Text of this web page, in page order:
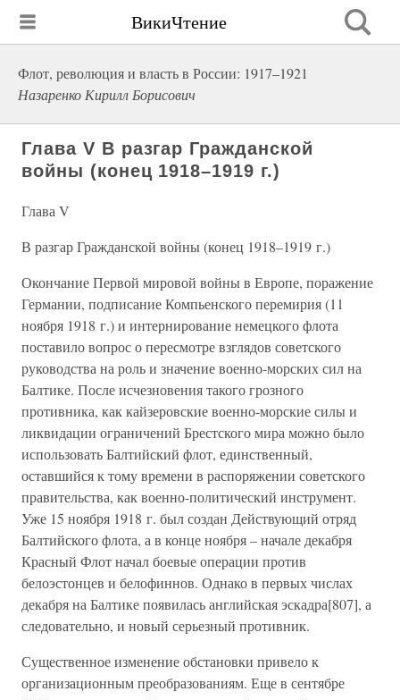
ВикиЧтение
Флот, революция и власть в России: 1917–1921
Назаренко Кирилл Борисович
Глава V В разгар Гражданской
войны (конец 1918–1919 г.)
Глава V
В разгар Гражданской войны (конец 1918–1919 г.)
Окончание Первой мировой войны в Европе, поражение
Германии, подписание Компьенского перемирия (11
ноября 1918 г.) и интернирование немецкого флота
поставило вопрос о пересмотре взглядов советского
руководства на роль и значение военно-морских сил на
Балтике. После исчезновения такого грозного
противника, как кайзеровские военно-морские силы и
ликвидации ограничений Брестского мира можно было
использовать Балтийский флот, единственный,
оставшийся к тому времени в распоряжении советского
правительства, как военно-политический инструмент.
Уже 15 ноября 1918 г. был создан Действующий отряд
Балтийского флота, а в конце ноября – начале декабря
Красный Флот начал боевые операции против
белоэстонцев и белофиннов. Однако в первых числах
декабря на Балтике появилась английская эскадра[807], а
следовательно, и новый серьезный противник.
Существенное изменение обстановки привело к
организационным преобразованиям. Еще в сентябре